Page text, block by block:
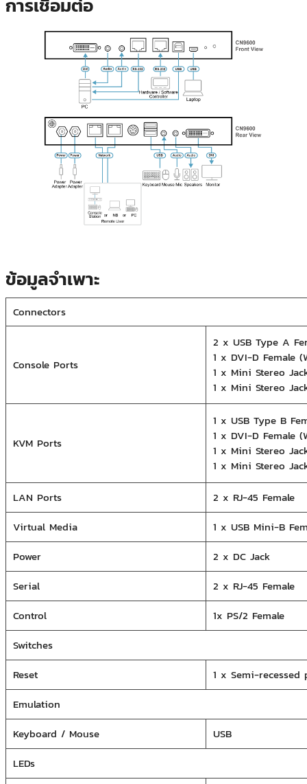
ข้อมูลจำเพาะ
Connectors
Console Ports
2 x USB Type A
1 x DVI-D Female
1 x Mini Stereo
1 x Mini Stereo
KVM Ports
1 x USB Type B
1 x DVI-D Female
1 x Mini Stereo
1 x Mini Stereo
LAN Ports
2 x RJ-45 Female
Virtual Media
1 x USB Mini-B
Power
2 x DC Jack
Serial
2 x RJ-45 Female
Control
1x PS/2 Female
Switches
Reset
1 x Semi-recessed
Emulation
Keyboard / Mouse
USB
LEDs